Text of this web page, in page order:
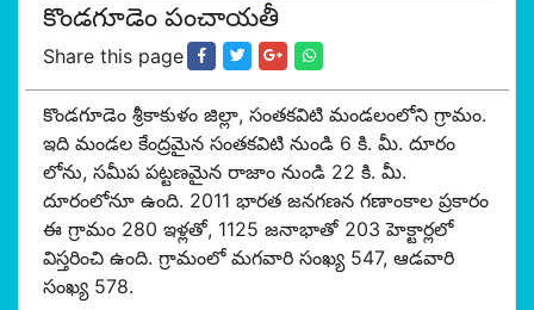
కొండగూడెం పంచాయతీ
Share this page
కొండగూడెం శ్రీకాకుళం జిల్లా, సంతకవిటి మండలంలోని గ్రామం.
ఇది మండల కేంద్రమైన సంతకవిటి నుండి 6 కి. మీ. దూరం
లోను, సమీప పట్టణమైన రాజాం నుండి 22 కి. మీ.
దూరంలోనూ ఉంది. 2011 భారత జనగణన గణాంకాల ప్రకారం
ఈ గ్రామం 280 ఇళ్లతో, 1125 జనాభాతో 203 హెక్టార్లలో
విస్తరించి ఉంది. గ్రామంలో మగవారి సంఖ్య 547, ఆడవారి
సంఖ్య 578.